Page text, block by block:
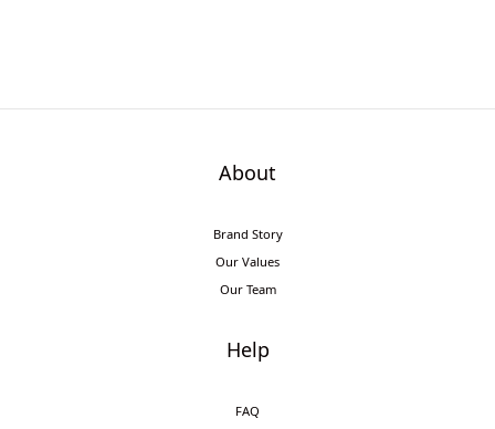
About
Brand Story
Our Values
Our Team
Help
FAQ